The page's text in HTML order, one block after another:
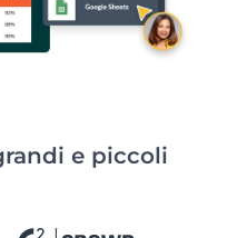
e piccoli